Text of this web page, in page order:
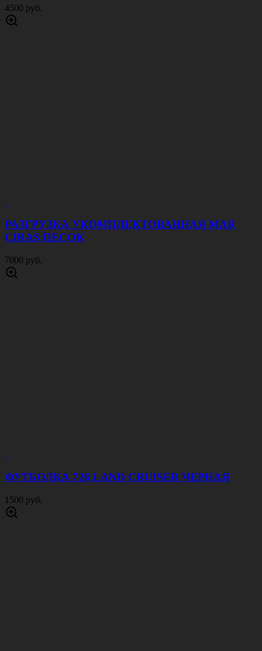
4500 руб.
РАЗГРУЗКА УКОМПЛЕКТОВАННАЯ MAR
CIRAS ПЕСОК
7000 руб.
ФУТБОЛКА 726 LAND CRUISER ЧЕРНАЯ
1500 руб.